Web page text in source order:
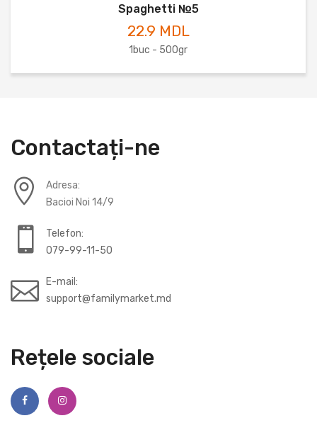
Spaghetti №5
22.9 MDL
1buc - 500gr
Rețele sociale
Contactați-ne
Adresa:
Bacioi Noi 14/9
Telefon:
079-99-11-50
E-mail:
support@familymarket.md